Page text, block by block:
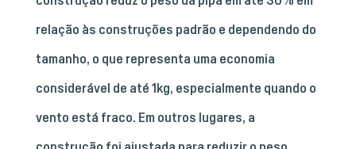
relação às construções padrão e dependendo do
tamanho, o que representa uma economia
considerável de até 1kg, especialmente quando o
vento está fraco. Em outros lugares, a